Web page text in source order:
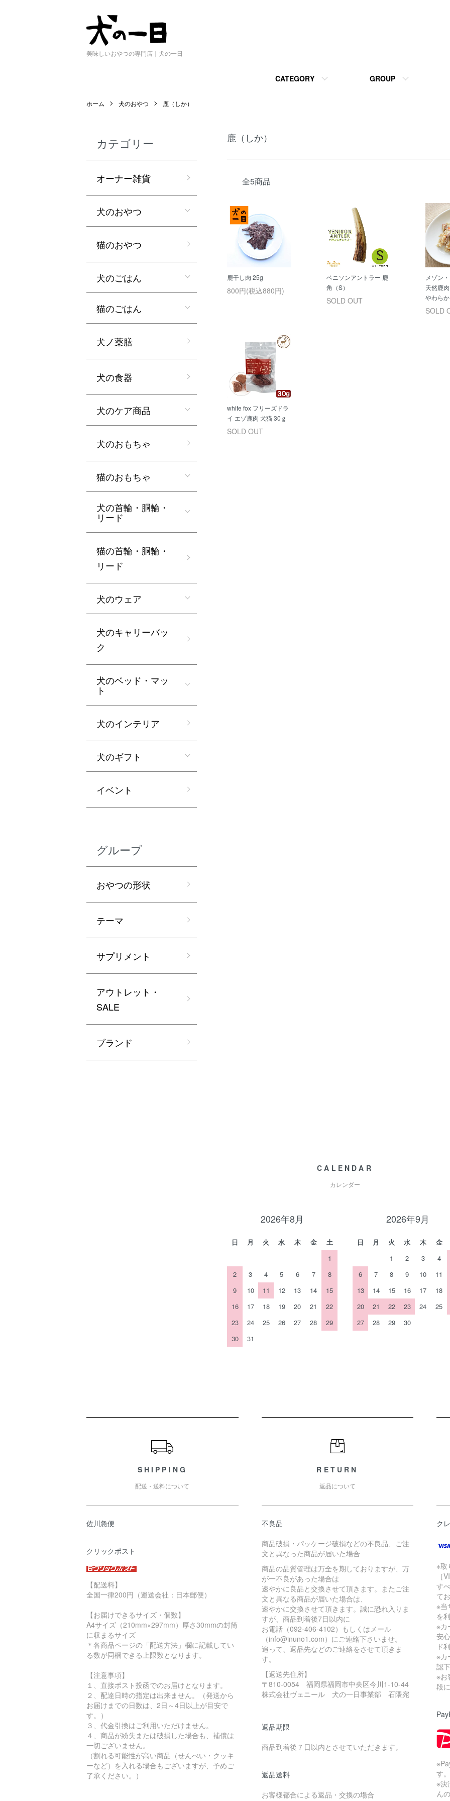
美味しいおやつの専門店｜犬の一日
CATEGORY GROUP
ホーム 犬のおやつ 鹿（しか）
鹿（しか）
全5商品
鹿干し肉 25g
800円(税込880円)
ベニソンアントラー 鹿
角（S）
SOLD OUT
メゾン
天然鹿
やわら
SOLD
white fox フリーズドラ
イ エゾ鹿肉 犬猫 30ｇ
SOLD OUT
カテゴリー
オーナー雑貨
犬のおやつ
猫のおやつ
犬のごはん
猫のごはん
犬ノ薬膳
犬の食器
犬のケア商品
犬のおもちゃ
猫のおもちゃ
犬の首輪・胴輪・
リード
猫の首輪・胴輪・
リード
犬のウェア
犬のキャリーバッ
ク
犬のベッド・マッ
ト
犬のインテリア
犬のギフト
イベント
グループ
おやつの形状
テーマ
サプリメント
アウトレット・
SALE
ブランド
CALENDAR
カレンダー
2026年8月
日 月 火 水 木 金
土
1
2
3 4 5 6 7
8
9
10 11 12 13 14
15
16
17 18 19 20 21
22
23
24 25 26 27 28
29
30
31
2026年9月
日 月 火 水 木 金
1
2 3 4
6
7 8 9 10 11
13
14 15 16 17 18
20
21 22 23 24 25
27
28 29 30
SHIPPING
配送・送料について
佐川急便
クリックポスト
【配送料】
全国一律200円（運送会社：日本郵便）
【お届けできるサイズ・個数】
A4サイズ（210mm×297mm）厚さ30mmの封筒
に収まるサイズ
＊各商品ページの「配送方法」欄に記載してい
る数が同梱できる上限数となります。
【注意事項】
１、直接ポスト投函でのお届けとなります。
２、配達日時の指定は出来ません。（発送から
お届けまでの日数は、2日～4日以上が目安で
す。）
３、代金引換はご利用いただけません。
４、商品が紛失または破損した場合も、補償は
一切ございません。
（割れる可能性が高い商品（せんべい・クッキ
ーなど）を入れる場合もございますが、予めご
了承ください。）
RETURN
返品について
不良品
商品破損・パッケージ破損などの不良品、ご注
文と異なった商品が届いた場合
商品の品質管理は万全を期しておりますが、万
が一不良があった場合は
速やかに良品と交換させて頂きます。またご注
文と異なる商品が届いた場合は、
速やかに交換させて頂きます。誠に恐れ入りま
すが、商品到着後7日以内に
お電話（092-406-4102）もしくはメール
（info@inuno1.com）にご連絡下さいませ。
追って、返品先などのご連絡をさせて頂きま
す。
【返送先住所】
〒810-0054 福岡県福岡市中央区今川1-10-44
株式会社ヴェニール 犬の一日事業部 石隈宛
返品期限
商品到着後７日以内とさせていただきます。
返品送料
お客様都合による返品・交換の場合
ク
※取
［
す
て
※当
を
※カ
安
ド
※カ
認
※お
段
す。
※決
ん